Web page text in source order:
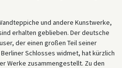
und andere Kunstwerke,
erhalten geblieben. Der deutsche
der einen großen Teil seiner
Schlosses widmet, hat kürzlich
Werke zusammengestellt. Zu den